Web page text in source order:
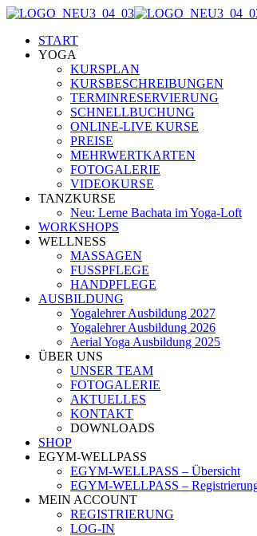
START
YOGA
KURSPLAN
KURSBESCHREIBUNGEN
TERMINRESERVIERUNG
SCHNELLBUCHUNG
ONLINE-LIVE KURSE
PREISE
MEHRWERTKARTEN
FOTOGALERIE
VIDEOKURSE
TANZKURSE
Neu: Lerne Bachata im Yoga-Loft
WORKSHOPS
WELLNESS
MASSAGEN
FUSSPFLEGE
HANDPFLEGE
AUSBILDUNG
Yogalehrer Ausbildung 2027
Yogalehrer Ausbildung 2026
Aerial Yoga Ausbildung 2025
ÜBER UNS
UNSER TEAM
FOTOGALERIE
AKTUELLES
KONTAKT
DOWNLOADS
SHOP
EGYM-WELLPASS
EGYM-WELLPASS – Übersicht
EGYM-WELLPASS –
MEIN ACCOUNT
REGISTRIERUNG
LOG-IN